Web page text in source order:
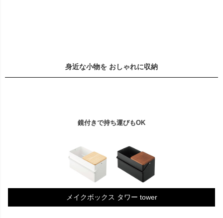
身近な小物を おしゃれに収納
鏡付きで持ち運びもOK
メイクボックス タワー tower